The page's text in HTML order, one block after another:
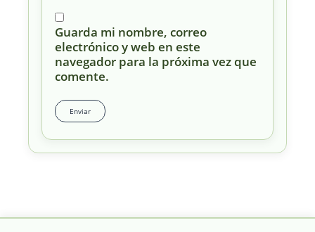
Guarda mi nombre, correo
electrónico y web en este
navegador para la próxima vez que
comente.